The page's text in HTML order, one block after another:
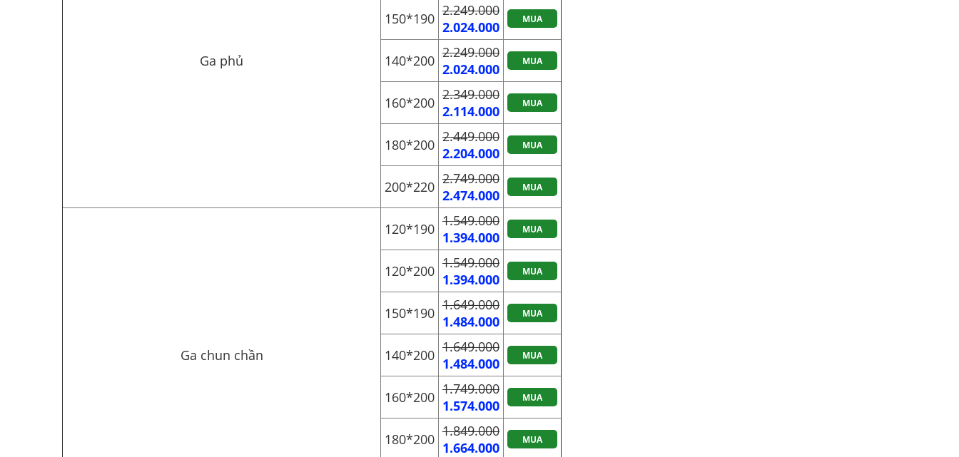
Ga phủ
150*190 2.249.000
2.024.000
MUA
140*200 2.249.000
2.024.000
MUA
160*200 2.349.000
2.114.000
MUA
180*200 2.449.000
2.204.000
MUA
200*220 2.749.000
2.474.000
MUA
Ga chun chần
120*190 1.549.000
1.394.000
MUA
120*200 1.549.000
1.394.000
MUA
150*190 1.649.000
1.484.000
MUA
140*200 1.649.000
1.484.000
MUA
160*200 1.749.000
1.574.000
MUA
180*200 1.849.000
1.664.000
MUA